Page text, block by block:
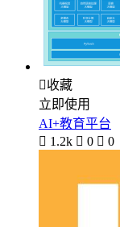
收藏
立即使用
AI+教育平台
 1.2k  0  0